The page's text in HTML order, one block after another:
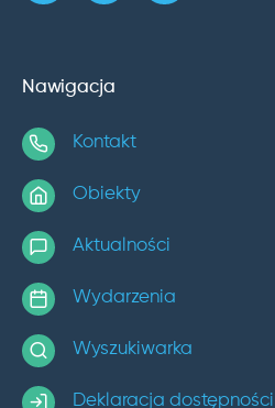
Nawigacja
Kontakt
Obiekty
Aktualności
Wydarzenia
Wyszukiwarka
Deklaracja dostępności